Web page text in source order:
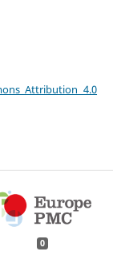
Attribution 4.0
0